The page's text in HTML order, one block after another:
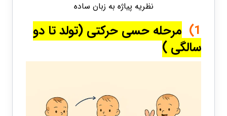
نظریه پیاژه به زبان ساده
1) مرحله حسی حرکتی (تولد تا دو
سالگی )